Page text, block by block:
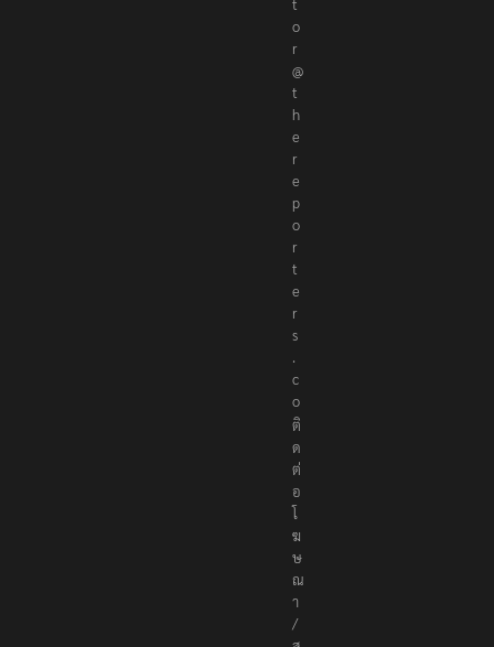
d
i
t
o
r
@
t
h
e
r
e
p
o
r
t
e
r
s
.
c
o
ติ
ด
ต่
อ
โ
ฆ
ษ
ณ